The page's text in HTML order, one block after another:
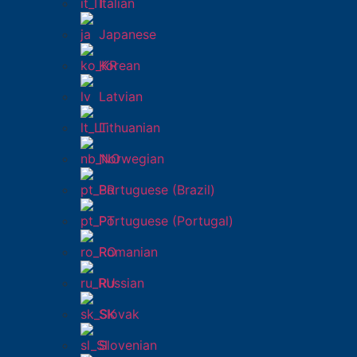
Italian
Japanese
Korean
Latvian
Lithuanian
Norwegian
Portuguese (Brazil)
Portuguese (Portugal)
Romanian
Russian
Slovak
Slovenian